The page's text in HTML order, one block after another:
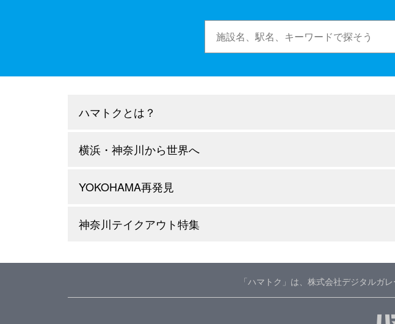
ハマトクとは？
横浜・神奈川から世界へ
YOKOHAMA再発見
神奈川テイクアウト特集
「ハマトク」は、株式会社デジタルガ